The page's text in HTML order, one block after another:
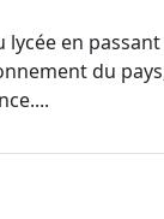
en
du